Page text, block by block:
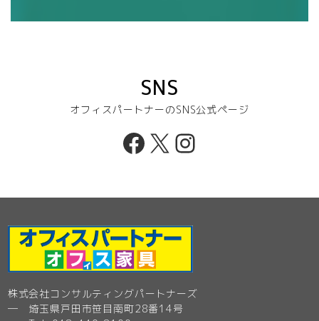
SNS
オフィスパートナーのSNS公式ページ
Facebook
X Instagram
株式会社コンサルティングパートナーズ
─ 埼玉県戸田市笹目南町28番14号